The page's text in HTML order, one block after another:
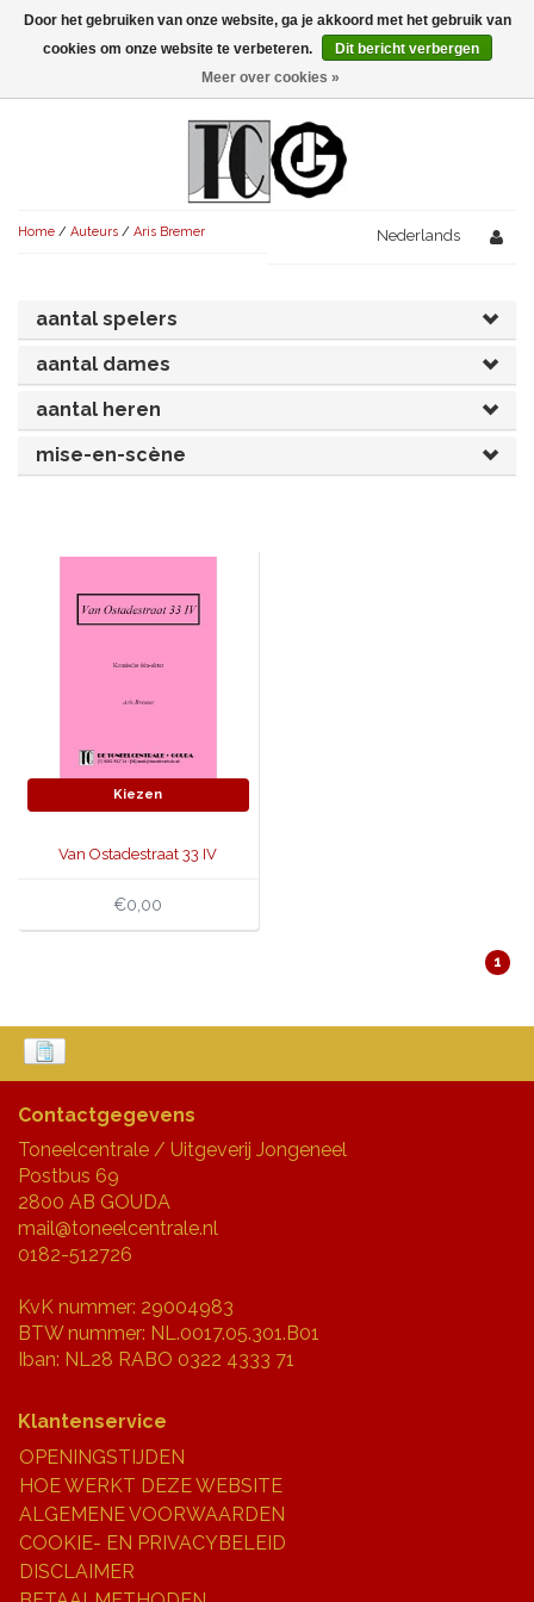
Menu
AVONDVULLEND (+75')
KORT (-30')
UITGELICHT!
AVONDVULLEND (+75')
OVERIG (30'-75')
UITGELICHT!
OVERIG (30'-75')
AVONDVULLEND (+75')
KORT (-30')
OVERIG (30'-75')
SPEKTAKELSTUKKEN
JUBILEUMSTUK
KOSTUUMSTUK
OVERIG
SINTERKLAASTONEEL
HANDBOEKEN
THEATERBOEKEN
RECHTEN REGELEN
Home / Auteurs / Aris Bremer Nederlands
aantal spelers
aantal dames
aantal heren
mise-en-scène
Kiezen
Van Ostadestraat 33 IV
€0,00
1
Contactgegevens
Toneelcentrale / Uitgeverij Jongeneel
Postbus 69
2800 AB GOUDA
mail@toneelcentrale.nl
0182-512726
KvK nummer: 29004983
BTW nummer: NL.0017.05.301.B01
Iban: NL28 RABO 0322 4333 71
Klantenservice
OPENINGSTIJDEN
HOE WERKT DEZE WEBSITE
ALGEMENE VOORWAARDEN
COOKIE- EN PRIVACYBELEID
DISCLAIMER
Door het gebruiken van onze website, ga je akkoord met het gebruik van
cookies om onze website te verbeteren.
Dit bericht verbergen
Meer over cookies »